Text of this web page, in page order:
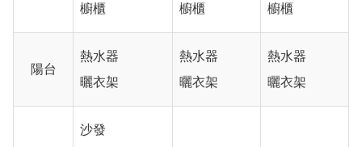
櫥櫃
櫥櫃
櫥櫃
陽台
熱水器
曬衣架
熱水器
曬衣架
熱水器
曬衣架
沙發